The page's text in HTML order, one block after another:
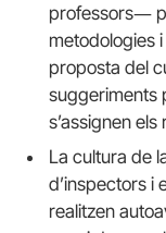
professors―
metodologies
proposta del
suggeriments
s’assignen
La cultura de
d’inspectors i
realitzen